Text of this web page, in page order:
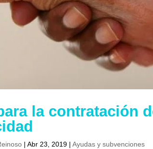
la contratación
|Abr 23, 2019 |Ayudas y subvenciones